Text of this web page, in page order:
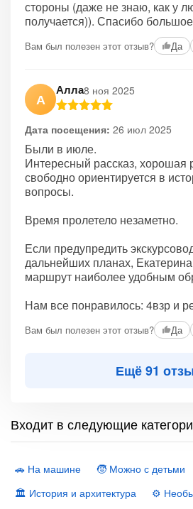
стороны (даже не знаю, как у
получается)). Спасибо
Вам был полезен этот отзыв? Да
А
Алла8 ноя 2025
Дата посещения: 26 июл 2025
Были в июле.
Интересный рассказ, хорошая
свободно ориентируется в
вопросы.
Время пролетело незаметно.
Если предупредить
дальнейших планах,
маршрут наиболее удобным
Нам все понравилось: 4взр и
Вам был полезен этот отзыв? Да
Ещё 91
Входит в следующие
🚗 На машине 🧒 Можно с детьми
🏛 История и архитектура
⚙️